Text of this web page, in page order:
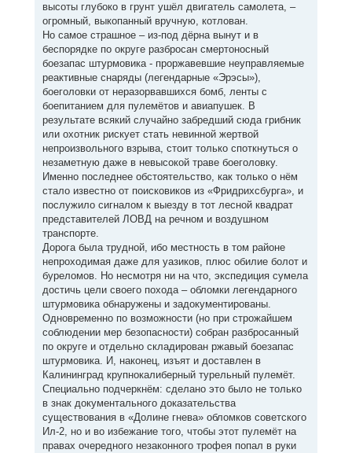
высоты глубоко в грунт ушёл двигатель самолета, –
огромный, выкопанный вручную, котлован.
Но самое страшное – из-под дёрна вынут и в
беспорядке по округе разбросан смертоносный
боезапас штурмовика - проржавевшие неуправляемые
реактивные снаряды (легендарные «Эрэсы»),
боеголовки от неразорвавшихся бомб, ленты с
боепитанием для пулемётов и авиапушек. В
результате всякий случайно забредший сюда грибник
или охотник рискует стать невинной жертвой
непроизвольного взрыва, стоит только споткнуться о
незаметную даже в невысокой траве боеголовку.
Именно последнее обстоятельство, как только о нём
стало известно от поисковиков из «Фридрихсбурга», и
послужило сигналом к выезду в тот лесной квадрат
представителей ЛОВД на речном и воздушном
транспорте.
Дорога была трудной, ибо местность в том районе
непроходимая даже для уазиков, плюс обилие болот и
буреломов. Но несмотря ни на что, экспедиция сумела
достичь цели своего похода – обломки легендарного
штурмовика обнаружены и задокументированы.
Одновременно по возможности (но при строжайшем
соблюдении мер безопасности) собран разбросанный
по округе и отдельно складирован ржавый боезапас
штурмовика. И, наконец, изъят и доставлен в
Калининград крупнокалиберный турельный пулемёт.
Специально подчеркнём: сделано это было не только
в знак документального доказательства
существования в «Долине гнева» обломков советского
Ил-2, но и во избежание того, чтобы этот пулемёт на
правах очередного незаконного трофея попал в руки